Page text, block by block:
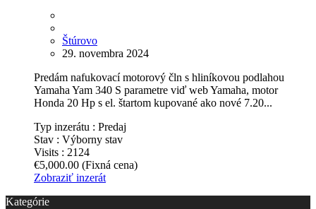
Štúrovo
29. novembra 2024
Predám nafukovací motorový čln s hliníkovou podlahou
Yamaha Yam 340 S parametre viď web Yamaha, motor
Honda 20 Hp s el. štartom kupované ako nové 7.20...
Typ inzerátu : Predaj
Stav : Výborny stav
Visits : 2124
€5,000.00 (Fixná cena)
Zobraziť inzerát
Kategórie